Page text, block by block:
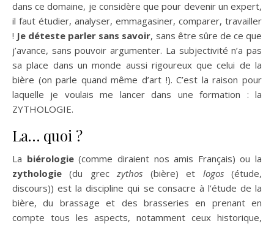
dans ce domaine, je considère que pour devenir un expert,
il faut étudier, analyser, emmagasiner, comparer, travailler
! Je déteste parler sans savoir, sans être sûre de ce que
j’avance, sans pouvoir argumenter. La subjectivité n’a pas
sa place dans un monde aussi rigoureux que celui de la
bière (on parle quand même d’art !). C’est la raison pour
laquelle je voulais me lancer dans une formation : la
ZYTHOLOGIE.
La… quoi ?
La biérologie(comme diraient nos amis Français) ou la
zythologie (du greczythos (bière) et logos(étude,
discours)) est la discipline qui se consacre à l’étude de la
bière, du brassage et des brasseries en prenant en
compte tous les aspects, notamment ceux historique,